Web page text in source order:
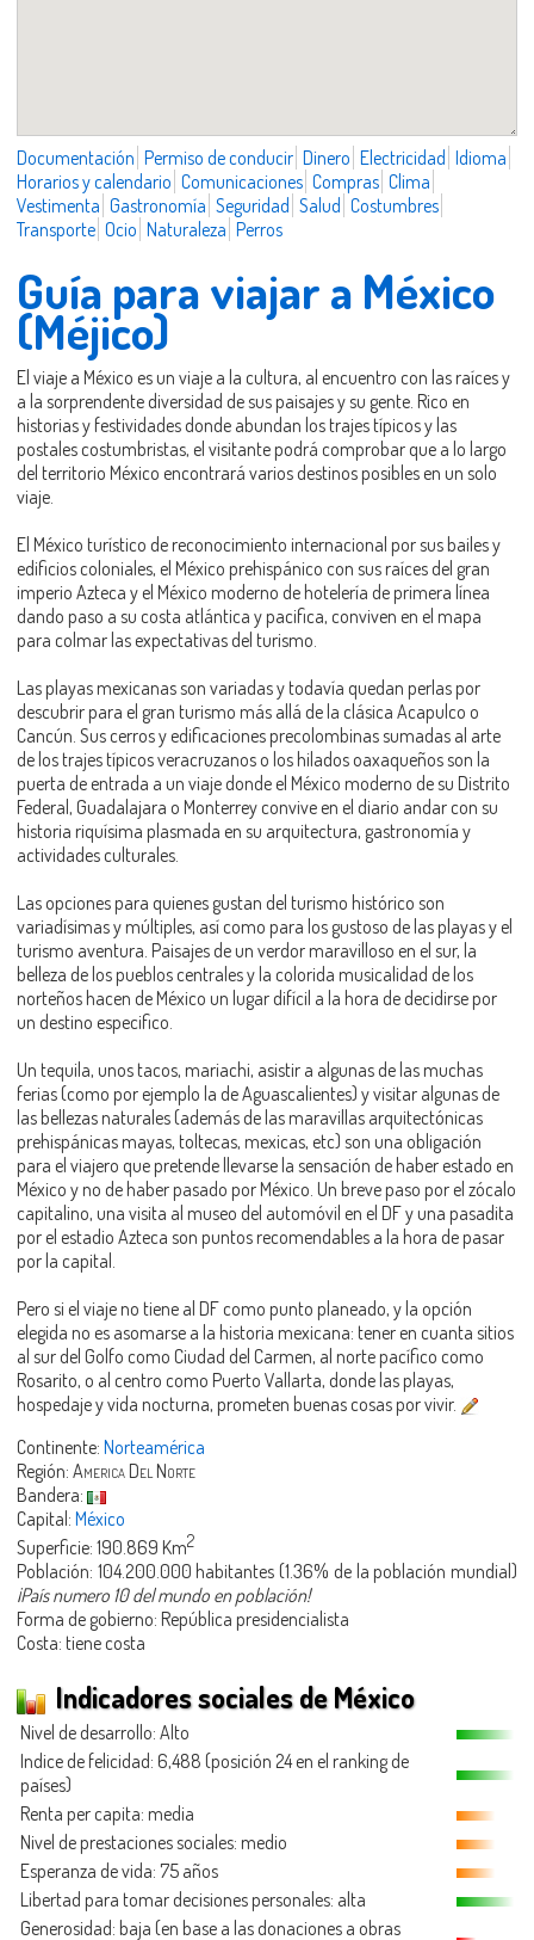
Documentación Permiso de conducir Dinero Electricidad Idioma
Horarios y calendario Comunicaciones Compras Clima
Vestimenta Gastronomía Seguridad Salud Costumbres
Transporte Ocio Naturaleza Perros
Guía para viajar a México
(Méjico)
El viaje a México es un viaje a la cultura, al encuentro con las raíces y
a la sorprendente diversidad de sus paisajes y su gente. Rico en
historias y festividades donde abundan los trajes típicos y las
postales costumbristas, el visitante podrá comprobar que a lo largo
del territorio México encontrará varios destinos posibles en un solo
viaje.
El México turístico de reconocimiento internacional por sus bailes y
edificios coloniales, el México prehispánico con sus raíces del gran
imperio Azteca y el México moderno de hotelería de primera línea
dando paso a su costa atlántica y pacifica, conviven en el mapa
para colmar las expectativas del turismo.
Las playas mexicanas son variadas y todavía quedan perlas por
descubrir para el gran turismo más allá de la clásica Acapulco o
Cancún. Sus cerros y edificaciones precolombinas sumadas al arte
de los trajes típicos veracruzanos o los hilados oaxaqueños son la
puerta de entrada a un viaje donde el México moderno de su Distrito
Federal, Guadalajara o Monterrey convive en el diario andar con su
historia riquísima plasmada en su arquitectura, gastronomía y
actividades culturales.
Las opciones para quienes gustan del turismo histórico son
variadísimas y múltiples, así como para los gustoso de las playas y el
turismo aventura. Paisajes de un verdor maravilloso en el sur, la
belleza de los pueblos centrales y la colorida musicalidad de los
norteños hacen de México un lugar difícil a la hora de decidirse por
un destino especifico.
Un tequila, unos tacos, mariachi, asistir a algunas de las muchas
ferias (como por ejemplo la de Aguascalientes) y visitar algunas de
las bellezas naturales (además de las maravillas arquitectónicas
prehispánicas mayas, toltecas, mexicas, etc) son una obligación
para el viajero que pretende llevarse la sensación de haber estado en
México y no de haber pasado por México. Un breve paso por el zócalo
capitalino, una visita al museo del automóvil en el DF y una pasadita
por el estadio Azteca son puntos recomendables a la hora de pasar
por la capital.
Pero si el viaje no tiene al DF como punto planeado, y la opción
elegida no es asomarse a la historia mexicana: tener en cuanta sitios
al sur del Golfo como Ciudad del Carmen, al norte pacífico como
Rosarito, o al centro como Puerto Vallarta, donde las playas,
hospedaje y vida nocturna, prometen buenas cosas por vivir.
Continente: Norteamérica
Región: America Del Norte
Bandera:
Capital: México
Superficie: 190.869 Km2
Población: 104.200.000 habitantes (1.36% de la población mundial)
¡País numero 10 del mundo en población!
Forma de gobierno: República presidencialista
Costa: tiene costa
Indicadores sociales de México
Nivel de desarrollo: Alto
Indice de felicidad: 6,488 (posición 24 en el ranking de
países)
Renta per capita: media
Nivel de prestaciones sociales: medio
Esperanza de vida: 75 años
Libertad para tomar decisiones personales: alta
Generosidad: baja (en base a las donaciones a obras